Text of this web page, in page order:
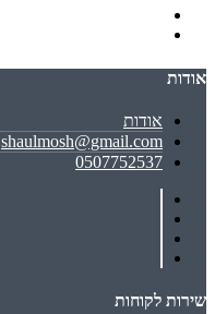
אודות
אודות
shaulmosh@gmail.com
0507752537
שירות לקוחות